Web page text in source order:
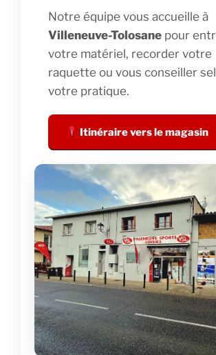
Notre équipe vous accueille à
Villeneuve-Tolosane pour
votre matériel, recorder votre
raquette ou vous conseiller
votre pratique.
Itinéraire vers le magasin